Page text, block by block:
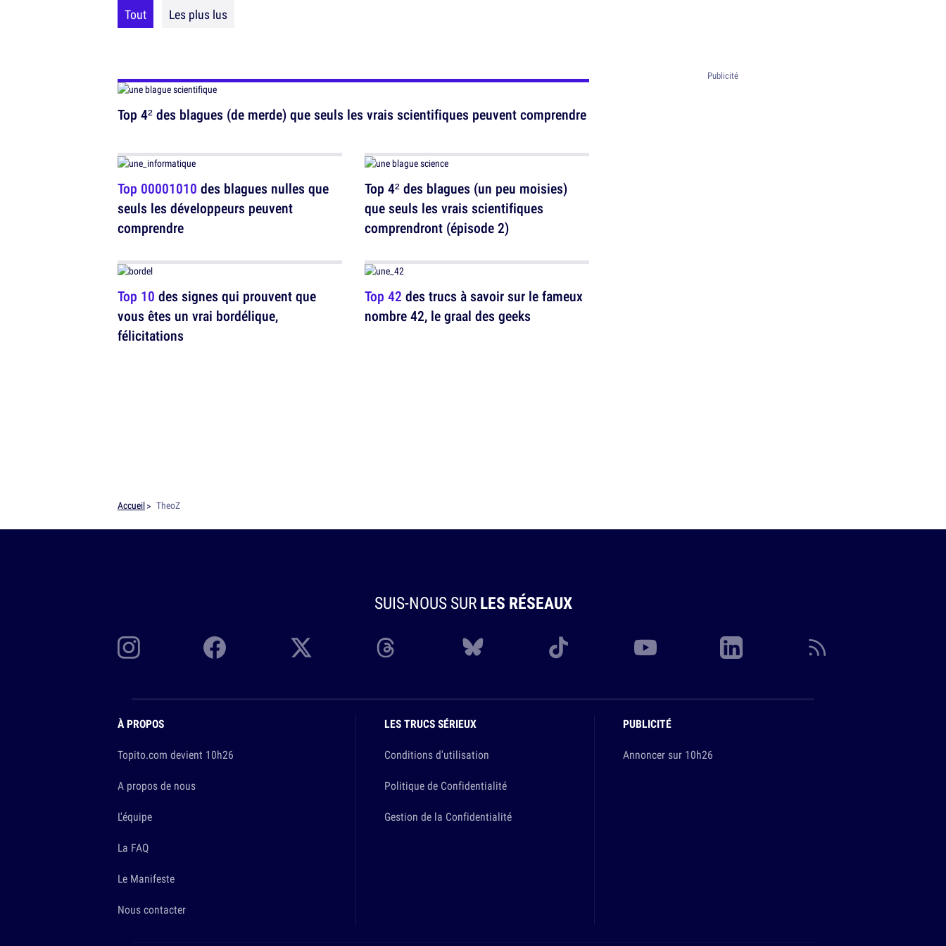
Tout Les plus lus
Top 4² des blagues (de merde) que seuls les vrais scientifiques peuvent comprendre
Top 00001010 des blagues nulles que
seuls les développeurs peuvent
comprendre
Top 10 des signes qui prouvent que
vous êtes un vrai bordélique,
félicitations
Top 4² des blagues (un peu moisies)
que seuls les vrais scientifiques
comprendront (épisode 2)
Top 42 des trucs à savoir sur le fameux
nombre 42, le graal des geeks
Accueil TheoZ
SUIS-NOUS SURLES RÉSEAUX
À PROPOS
Topito.com devient 10h26
A propos de nous
L'équipe
La FAQ
Le Manifeste
Nous contacter
LES TRUCS SÉRIEUX
Conditions d'utilisation
Politique de Confidentialité
Gestion de la Confidentialité
PUBLICITÉ
Annoncer sur 10h26